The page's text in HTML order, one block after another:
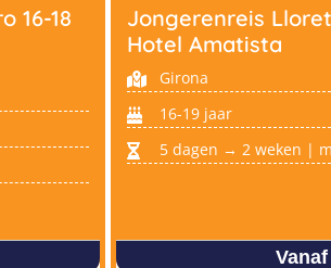
16-18
Jongerenreis
Hotel Amatista
Girona
16-19 jaar
5 dagen → 2 weken |